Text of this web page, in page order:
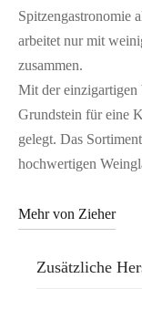
Spitzengastronomie
arbeitet nur mit
zusammen.
Mit der
Grundstein für eine
gelegt. Das
hochwertigen
Mehr von Zieher
Zusätzliche